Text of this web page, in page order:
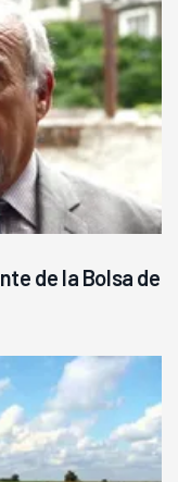
de la Bolsa de